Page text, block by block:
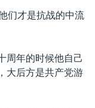
们才是抗战的中流
周年的时候他自己
大后方是共产党游